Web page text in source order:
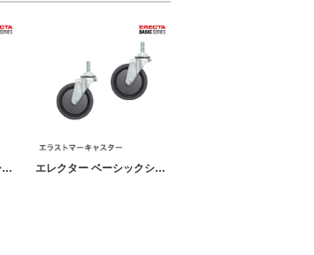
エレクター ベーシックシリーズ キャスター 直径5cm BDR50 パーツ エレクター ベーシックシリーズ エラストマーキャスター 直径7.5cm BDR75 パーツ